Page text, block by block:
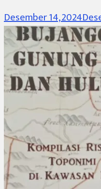
Desember 14, 2024